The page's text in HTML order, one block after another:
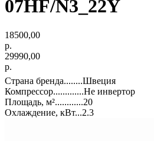
07HF/N3_22Y
18500,00
р.
29990,00
р.
Страна бренда........Швеция
Компрессор.............Не инвертор
Площадь, м²............20
Охлаждение, кВт...2.3